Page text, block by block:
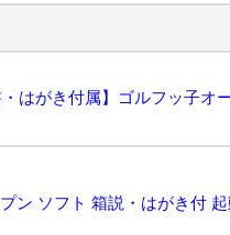
ン ソフト 箱説・はがき付